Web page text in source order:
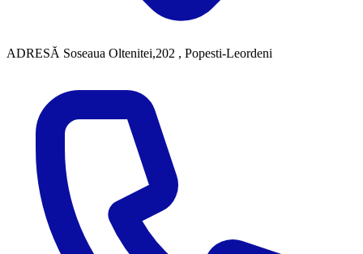
ADRESĂ Soseaua Oltenitei,202 , Popesti-Leordeni